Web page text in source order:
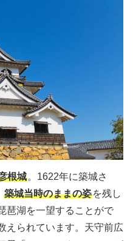
根城。1622年に築城さ
築城当時のままの姿を残し
琶湖を一望することがで
えられています。天守前広